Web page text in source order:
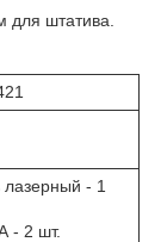
для штатива.
лазерный - 1
- 2 шт.